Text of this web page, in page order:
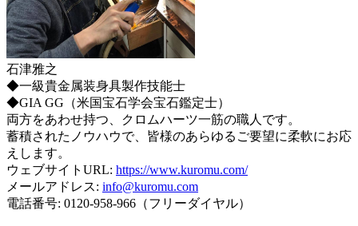
石津雅之
◆一級貴金属装身具製作技能士
◆GIA GG（米国宝石学会宝石鑑定士）
両方をあわせ持つ、クロムハーツ一筋の職人です。
蓄積されたノウハウで、皆様のあらゆるご要望に柔軟にお応
えします。
ウェブサイトURL: https://www.kuromu.com/
メールアドレス: info@kuromu.com
電話番号: 0120-958-966（フリーダイヤル）